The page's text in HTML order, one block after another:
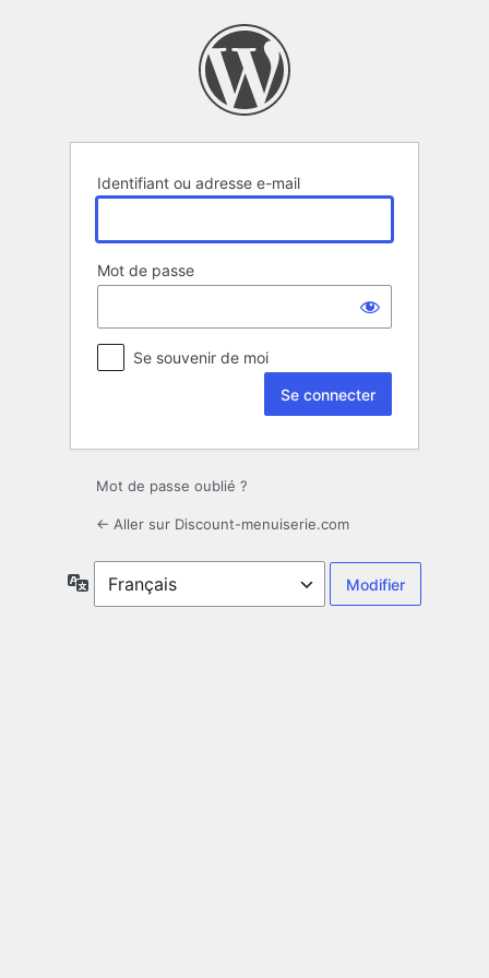
Identifiant ou adresse e-mail
Mot de passe
Se souvenir de moi
Mot de passe oublié ?
← Aller sur Discount-menuiserie.com
Langue